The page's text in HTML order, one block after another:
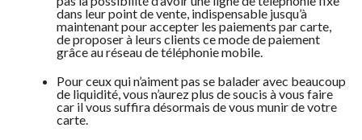
dans leur point de vente, indispensable jusqu’à
maintenant pour accepter les paiements par carte,
de proposer à leurs clients ce mode de paiement
grâce au réseau de téléphonie mobile.
Pour ceux qui n’aiment pas se balader avec beaucoup
de liquidité, vous n’aurez plus de soucis à vous faire
car il vous suffira désormais de vous munir de votre
carte.